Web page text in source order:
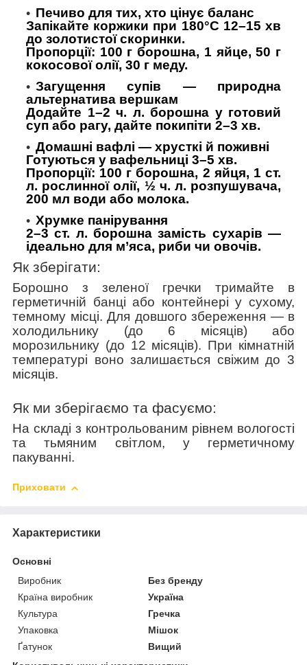
Печиво для тих, хто цінує баланс
Запікайте коржики при 180°C 12–15 хв
до золотистої скоринки.
Пропорції: 100 г борошна, 1 яйце, 50 г
кокосової олії, 30 г меду.
Загущення супів — природна
альтернатива вершкам
Додайте 1–2 ч. л. борошна у готовий
суп або рагу, дайте покипіти 2–3 хв.
Домашні вафлі — хрусткі й поживні
Готуються у вафельниці 3–5 хв.
Пропорції: 100 г борошна, 2 яйця, 1 ст.
л. рослинної олії, ½ ч. л. розпушувача,
200 мл води або молока.
Хрумке панірування
2–3 ст. л. борошна замість сухарів —
ідеально для м’яса, риби чи овочів.
Як зберігати:
Борошно з зеленої гречки тримайте в
герметичній банці або контейнері у сухому,
темному місці. Для довшого збереження — в
холодильнику (до 6 місяців) або
морозильнику (до 12 місяців). При кімнатній
температурі воно залишається свіжим до 3
місяців.
Як ми зберігаємо та фасуємо:
На складі з контрольованим рівнем вологості
та тьмяним світлом, у герметичному
пакуванні.
Приховати
Характеристики
Основні
Виробник
Без бренду
Країна виробник
Україна
Культура
Гречка
Упаковка
Мішок
Ґатунок
Вищий